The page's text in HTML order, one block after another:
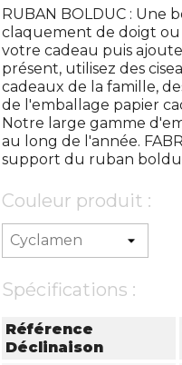
RUBAN BOLDUC : Une
claquement de doigt ou
votre cadeau puis
présent, utilisez des
cadeaux de la famille,
de l'emballage papier
Notre large gamme
au long de l'année.
support du ruban
Couleur produit :
Spécifications :
Référence
Déclinaison